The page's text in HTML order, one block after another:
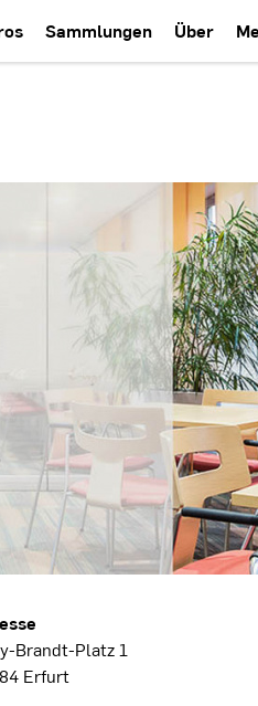
Sammlungen Über
Brandt-Platz 1
Erfurt